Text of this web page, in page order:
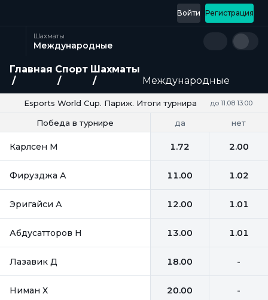
Регистрация
Войти
Шахматы
Международные
Главная Спорт Шахматы
Международные
Esports World Cup. Париж. Итоги турнира до 11.08 13:00
Победа в турнире Выход в финал
да нет
Карлсен М 1.72 2.00
Фирузджа А 11.00 1.02
Эригайси А 12.00 1.01
Абдусатторов Н 13.00 1.01
Лазавик Д 18.00 -
Ниман Х 20.00 -